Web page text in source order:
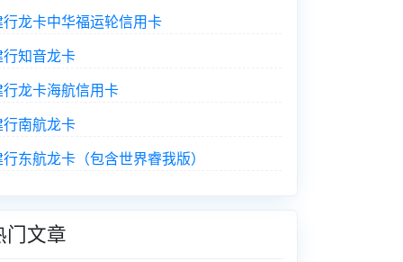
行龙卡中华福运轮信用卡
行知音龙卡
行龙卡海航信用卡
行南航龙卡
行东航龙卡（包含世界睿我版）
门文章